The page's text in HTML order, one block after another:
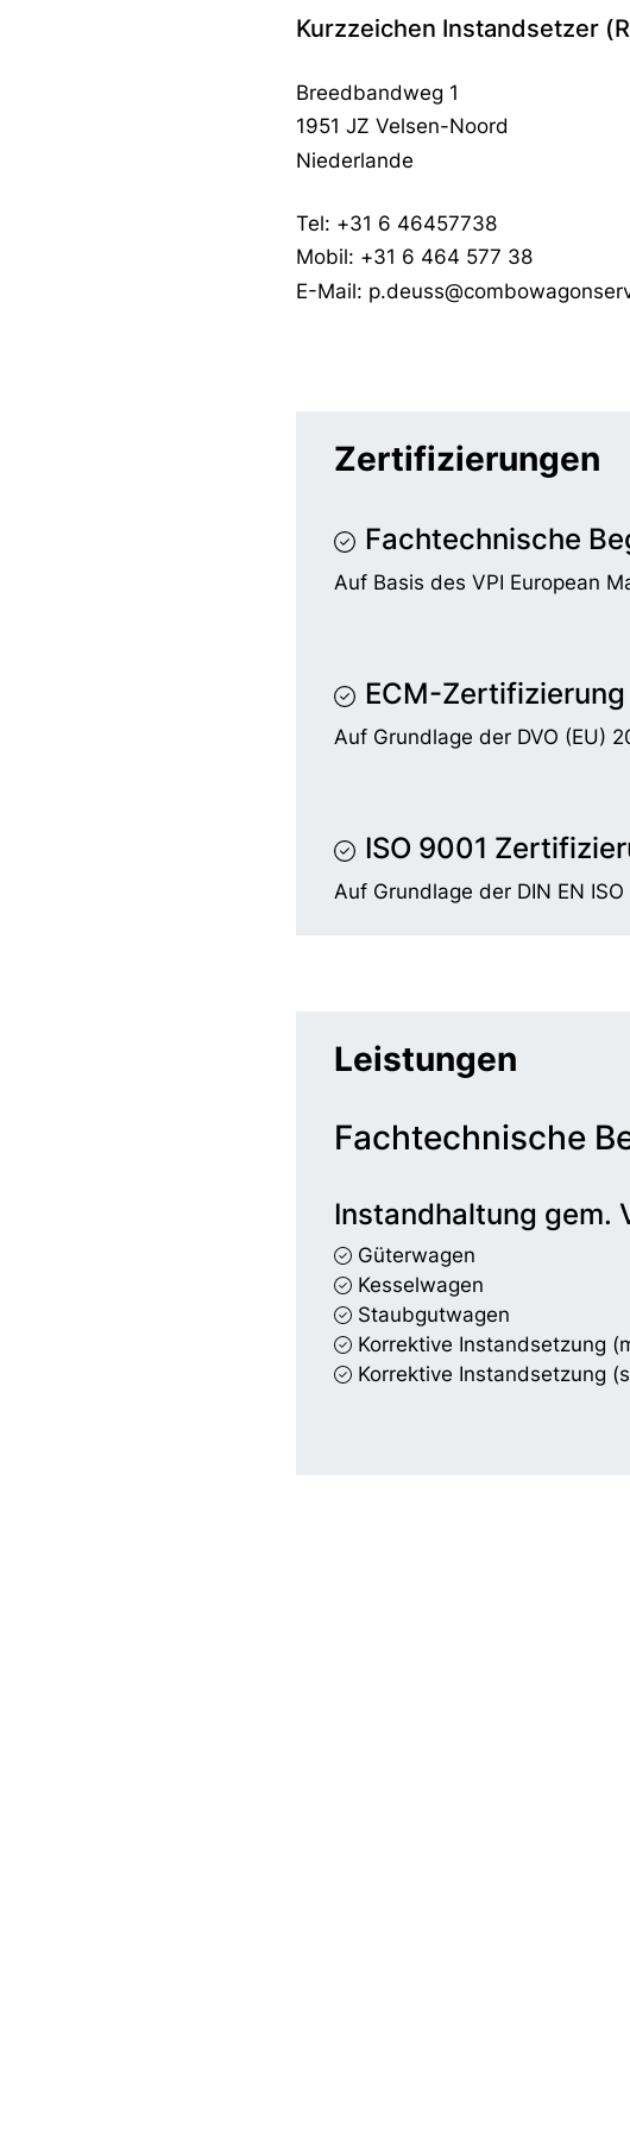
Kurzzeichen Instandsetzer
Breedbandweg 1
1951 JZ Velsen-Noord
Niederlande
Tel: +31 6 46457738
Mobil: +31 6 464 577 38
E-Mail:
Zertifizierungen
Fachtechnische
Auf Basis des VPI European
ECM-Zertifizierung
Auf Grundlage der DVO (EU)
ISO 9001
Auf Grundlage der DIN EN
Leistungen
Fachtechnische
Instandhaltung gem.
Güterwagen
Kesselwagen
Staubgutwagen
Korrektive Instandsetzung
Korrektive Instandsetzung